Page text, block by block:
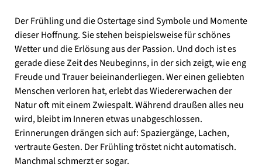
Der Frühling und die Ostertage sind Symbole und Momente
dieser Hoffnung. Sie stehen beispielsweise für schönes
Wetter und die Erlösung aus der Passion. Und doch ist es
gerade diese Zeit des Neubeginns, in der sich zeigt, wie eng
Freude und Trauer beieinanderliegen. Wer einen geliebten
Menschen verloren hat, erlebt das Wiedererwachen der
Natur oft mit einem Zwiespalt. Während draußen alles neu
wird, bleibt im Inneren etwas unabgeschlossen.
Erinnerungen drängen sich auf: Spaziergänge, Lachen,
vertraute Gesten. Der Frühling tröstet nicht automatisch.
Manchmal schmerzt er sogar.